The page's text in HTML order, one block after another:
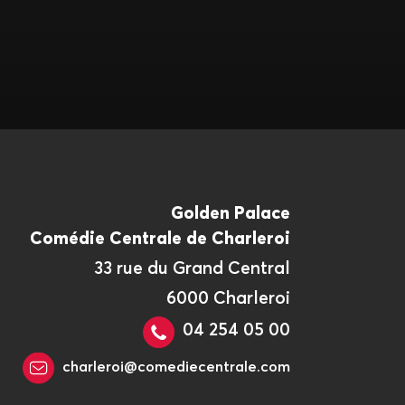
Golden Palace
Comédie Centrale de Charleroi
33 rue du Grand Central
6000 Charleroi
04 254 05 00
charleroi@comediecentrale.com